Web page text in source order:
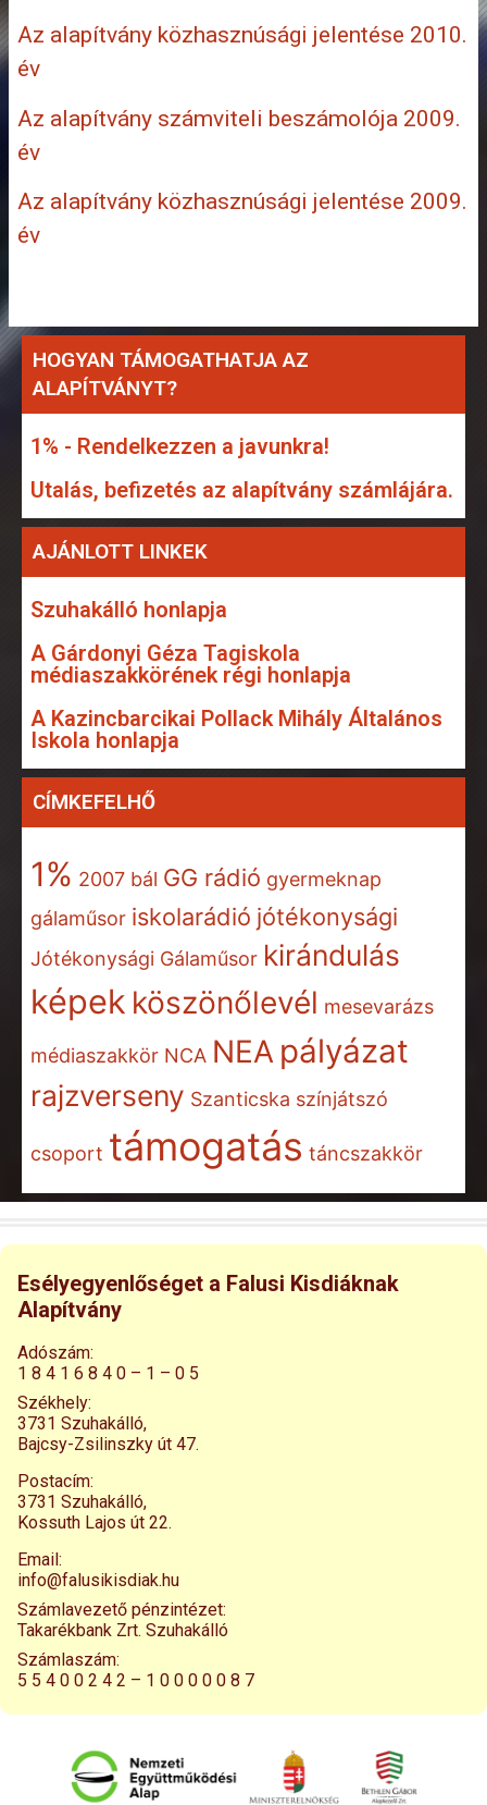
Az alapítvány közhasznúsági jelentése 2010.
év
Az alapítvány számviteli beszámolója 2009.
év
Az alapítvány közhasznúsági jelentése 2009.
év
HOGYAN TÁMOGATHATJA AZ
ALAPÍTVÁNYT?
1% - Rendelkezzen a javunkra!
Utalás, befizetés az alapítvány számlájára.
AJÁNLOTT LINKEK
Szuhakálló honlapja
A Gárdonyi Géza Tagiskola
médiaszakkörének régi honlapja
A Kazincbarcikai Pollack Mihály Általános
Iskola honlapja
CÍMKEFELHŐ
1% 2007 bál GG rádió gyermeknap
gálaműsor iskolarádió jótékonysági
Jótékonysági Gálaműsor kirándulás
képek köszönőlevél mesevarázs
médiaszakkör NCA NEA pályázat
rajzverseny Szanticska színjátszó
csoport támogatás táncszakkör
Esélyegyenlőséget a Falusi Kisdiáknak
Alapítvány
Adószám:
1 8 4 1 6 8 4 0 – 1 – 0 5
Székhely:
3731 Szuhakálló,
Bajcsy-Zsilinszky út 47.
Postacím:
3731 Szuhakálló,
Kossuth Lajos út 22.
Email:
info@falusikisdiak.hu
Számlavezető pénzintézet:
Takarékbank Zrt. Szuhakálló
Számlaszám:
5 5 4 0 0 2 4 2 – 1 0 0 0 0 0 8 7